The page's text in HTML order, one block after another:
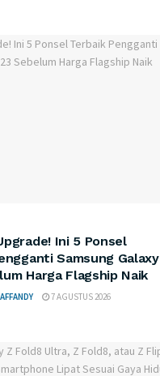
Ini 5 Ponsel
Samsung Galaxy
Harga Flagship Naik
7 AGUSTUS 2026